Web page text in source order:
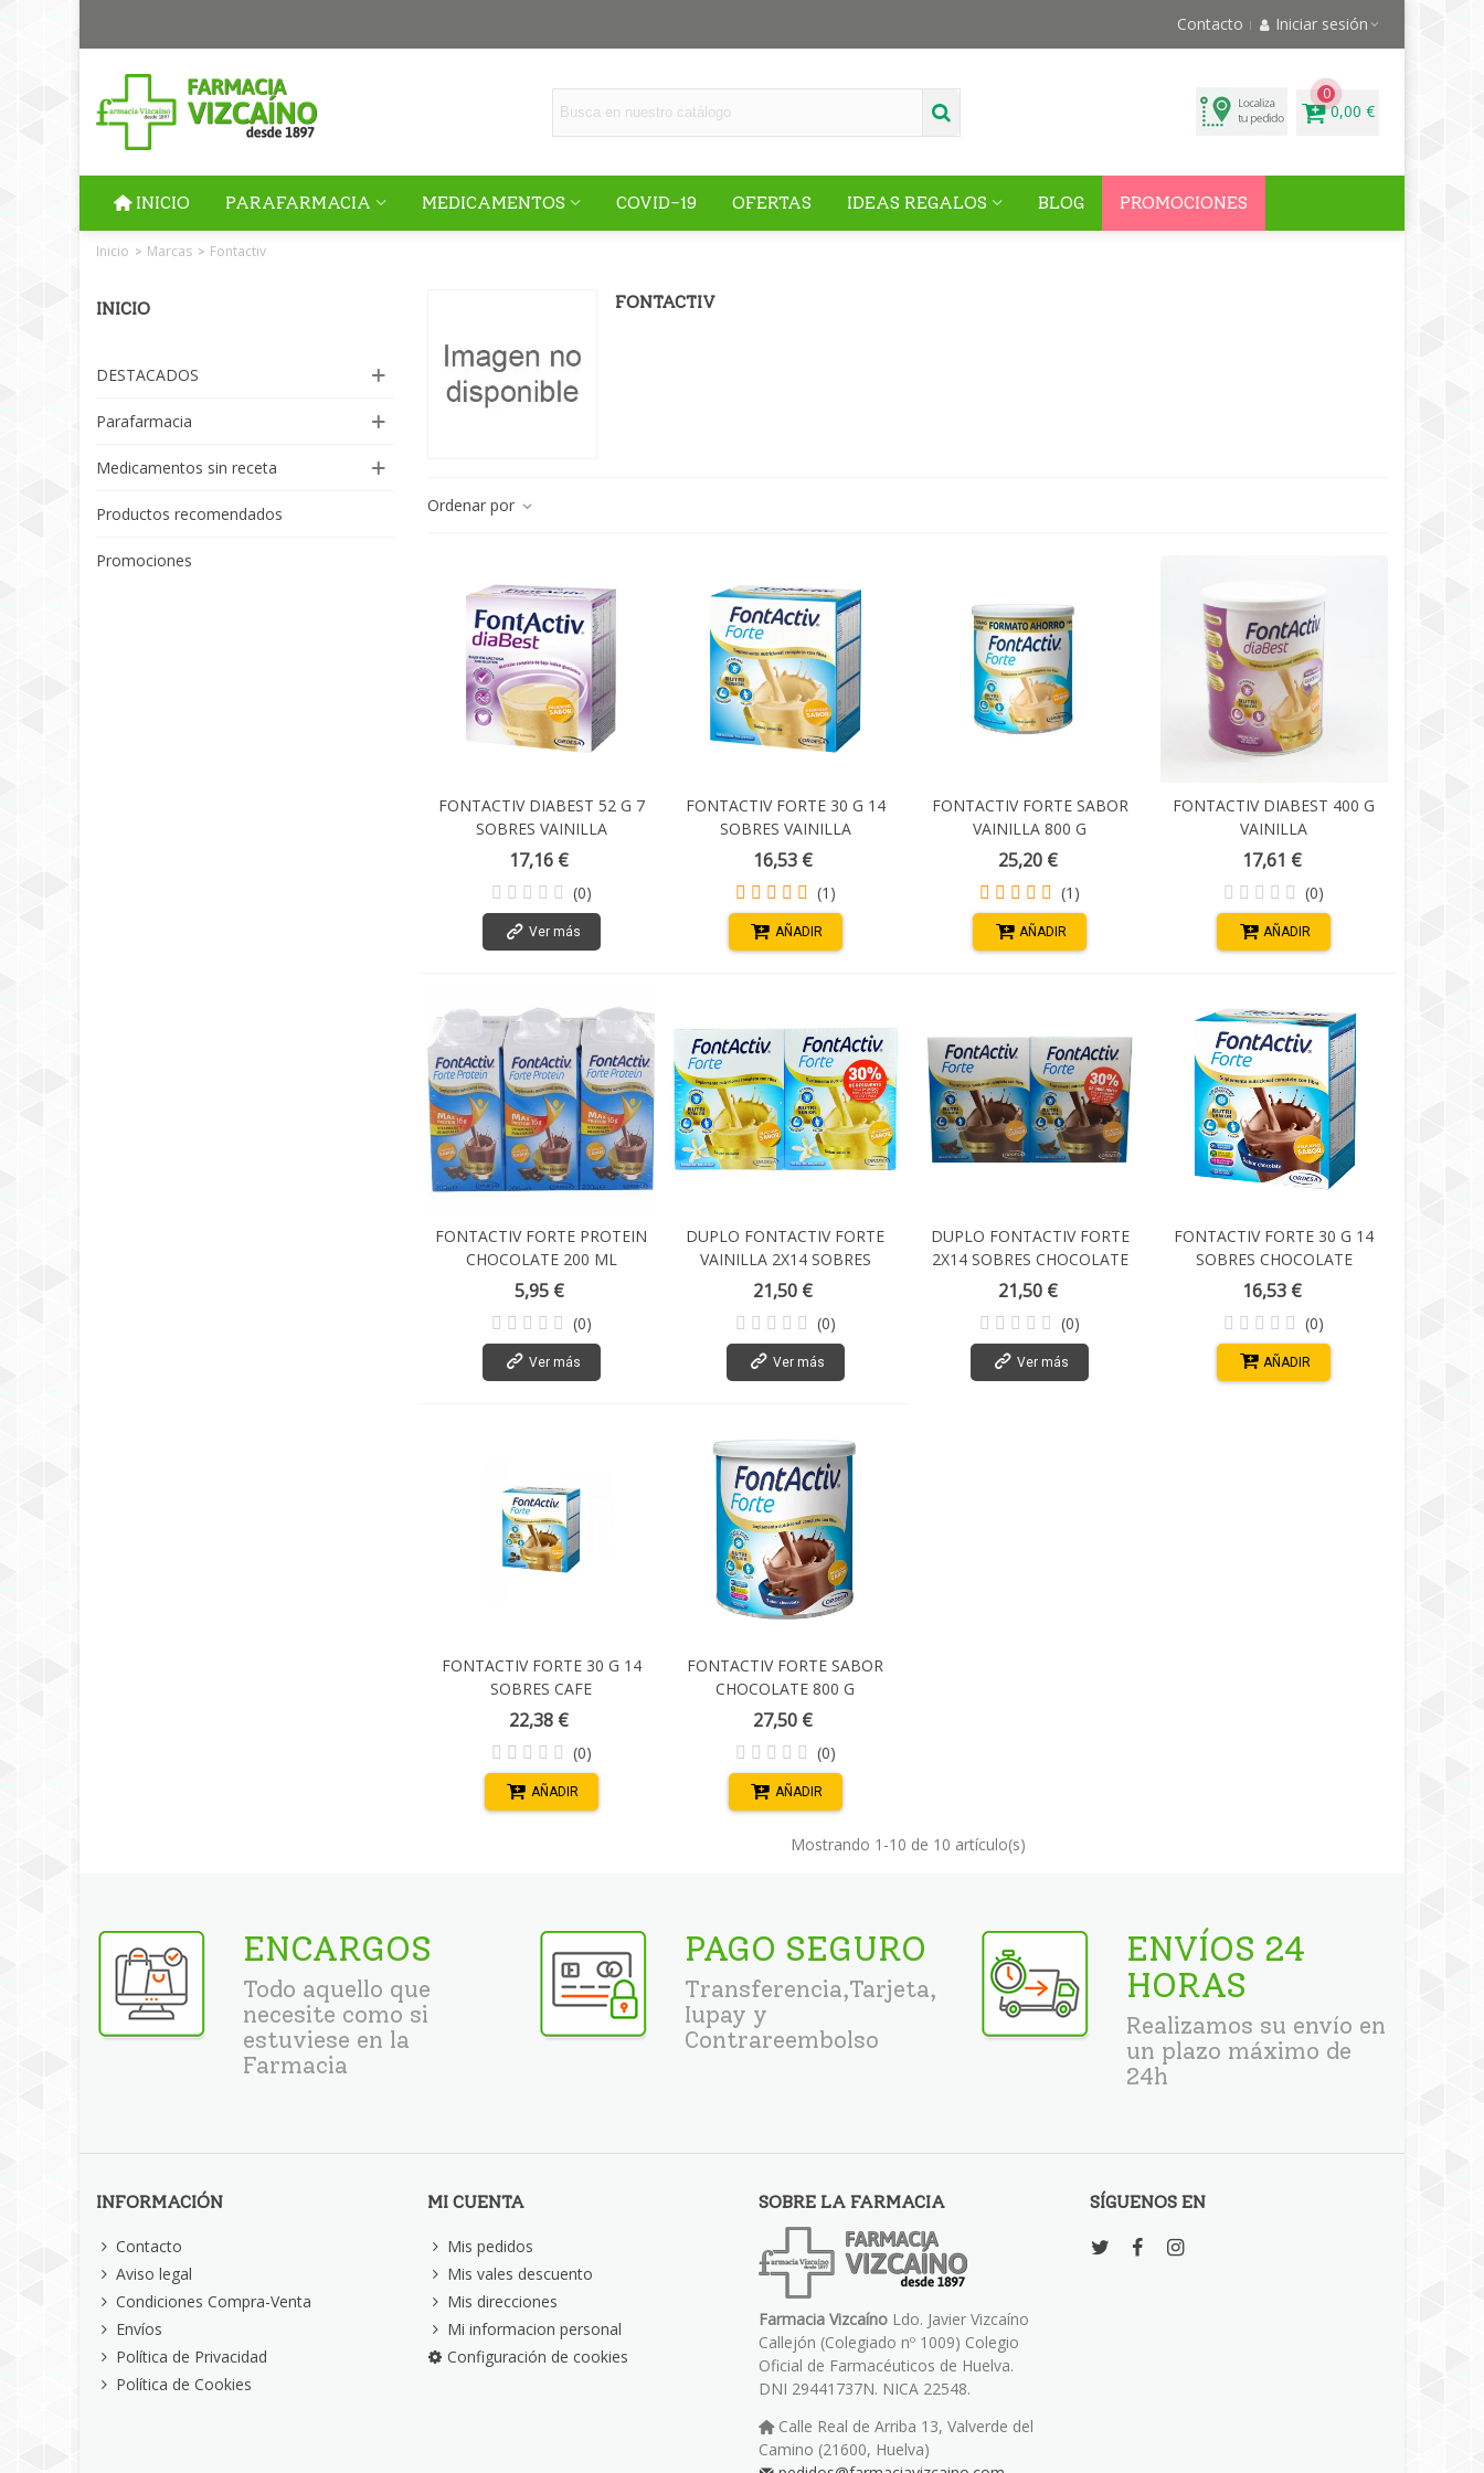
Contacto Iniciar sesión
0
0,00 €
INICIO PARAFARMACIA MEDICAMENTOS COVID-19 OFERTAS IDEAS REGALOS BLOG PROMOCIONES
Inicio > Marcas > Fontactiv
INICIO
DESTACADOS
Parafarmacia
Medicamentos sin receta
Productos recomendados
Promociones
FONTACTIV
Ordenar por
FONTACTIV DIABEST 52 G 7
SOBRES VAINILLA
17,16 €
(0)
Ver más
FONTACTIV FORTE 30 G 14
SOBRES VAINILLA
16,53 €
(1)
AÑADIR
FONTACTIV FORTE SABOR
VAINILLA 800 G
25,20 €
(1)
AÑADIR
FONTACTIV DIABEST 400 G
VAINILLA
17,61 €
(0)
AÑADIR
FONTACTIV FORTE PROTEIN
CHOCOLATE 200 ML
5,95 €
(0)
Ver más
DUPLO FONTACTIV FORTE
VAINILLA 2X14 SOBRES
21,50 €
(0)
Ver más
DUPLO FONTACTIV FORTE
2X14 SOBRES CHOCOLATE
21,50 €
(0)
Ver más
FONTACTIV FORTE 30 G 14
SOBRES CHOCOLATE
16,53 €
(0)
AÑADIR
FONTACTIV FORTE 30 G 14
SOBRES CAFE
22,38 €
(0)
AÑADIR
FONTACTIV FORTE SABOR
CHOCOLATE 800 G
27,50 €
(0)
AÑADIR
Mostrando 1 -10 de 10 artículo(s)
ENCARGOS
Todo aquello que
necesite como si
estuviese en la
Farmacia
PAGO SEGURO
Transferencia,Tarjeta,
Iupay y
Contrareembolso
ENVÍOS 24
HORAS
Realizamos su envío en
un plazo máximo de
24h
INFORMACIÓN
Contacto
Aviso legal
Condiciones Compra-Venta
Envíos
Política de Privacidad
Política de Cookies
MI CUENTA
Mis pedidos
Mis vales descuento
Mis direcciones
Mi informacion personal
Configuración de cookies
SOBRE LA FARMACIA
Farmacia Vizcaíno Ldo. Javier Vizcaíno
Callejón (Colegiado nº 1009) Colegio
Oficial de Farmacéuticos de Huelva.
DNI 29441737N. NICA 22548.
Calle Real de Arriba 13, Valverde del
Camino (21600, Huelva)
SÍGUENOS EN